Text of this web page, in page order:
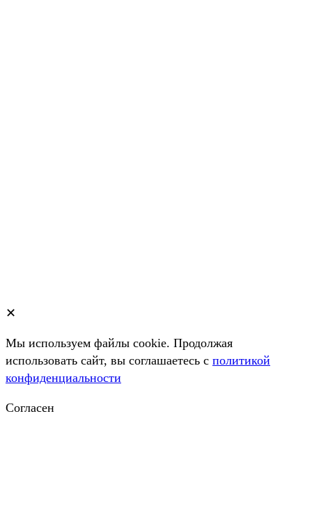
✕
Мы используем файлы cookie. Продолжая
использовать сайт, вы соглашаетесь c политикой
конфиденциальности
Согласен